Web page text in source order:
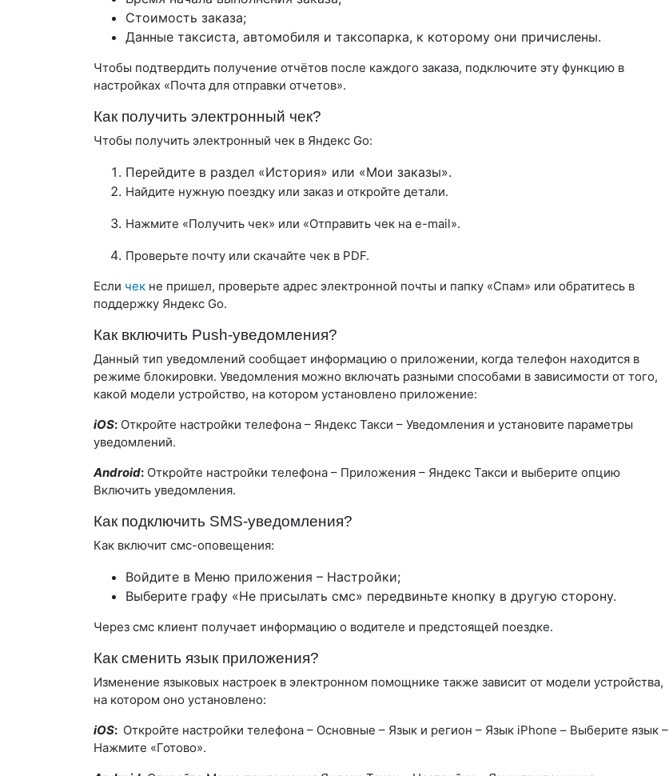
Стоимость заказа;
Данные таксиста, автомобиля и таксопарка, к которому они причислены.
Чтобы подтвердить получение отчётов после каждого заказа, подключите эту функцию в
настройках «Почта для отправки отчетов».
Как получить электронный чек?
Чтобы получить электронный чек в Яндекс Go:
Перейдите в раздел «История» или «Мои заказы».
Найдите нужную поездку или заказ и откройте детали.
Нажмите «Получить чек» или «Отправить чек на e-mail».
Проверьте почту или скачайте чек в PDF.
Если чек не пришел, проверьте адрес электронной почты и папку «Спам» или обратитесь в
поддержку Яндекс Go.
Как включить Push-уведомления?
Данный тип уведомлений сообщает информацию о приложении, когда телефон находится в
режиме блокировки. Уведомления можно включать разными способами в зависимости от того,
какой модели устройство, на котором установлено приложение:
iOS: Откройте настройки телефона – Яндекс Такси – Уведомления и установите параметры
уведомлений.
Android: Откройте настройки телефона – Приложения – Яндекс Такси и выберите опцию
Включить уведомления.
Как подключить SMS-уведомления?
Как включит смс-оповещения:
Войдите в Меню приложения – Настройки;
Выберите графу «Не присылать смс» передвиньте кнопку в другую сторону.
Через смс клиент получает информацию о водителе и предстоящей поездке.
Как сменить язык приложения?
Изменение языковых настроек в электронном помощнике также зависит от модели устройства,
на котором оно установлено:
iOS: Откройте настройки телефона – Основные – Язык и регион – Язык iPhone – Выберите язык –
Нажмите «Готово».